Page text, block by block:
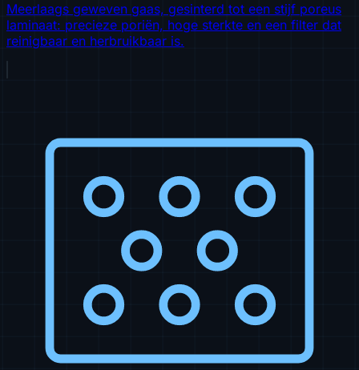
Meerlaags geweven gaas, gesinterd tot een stijf poreus
laminaat: precieze poriën, hoge sterkte en een filter dat
reinigbaar en herbruikbaar is.